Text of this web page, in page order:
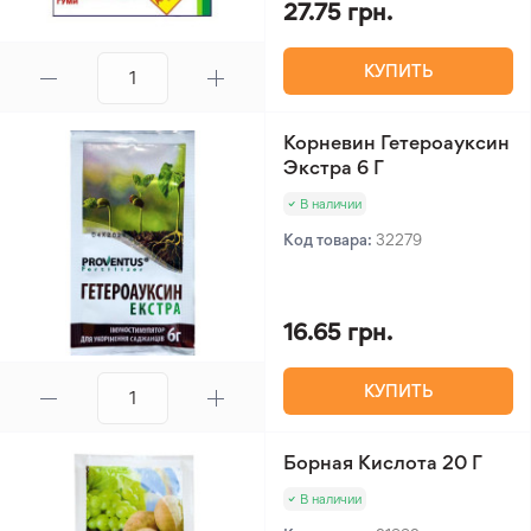
27.75 грн.
КУПИТЬ
Корневин Гетероауксин
Экстра 6 Г
В наличии
Код товара: 32279
16.65 грн.
КУПИТЬ
Борная Кислота 20 Г
В наличии